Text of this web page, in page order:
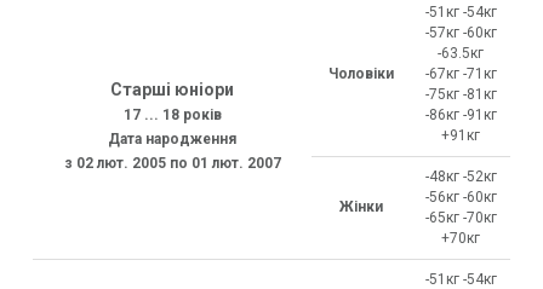
Старші юніори
17 ... 18 років
Дата народження
з 02 лют. 2005 по 01 лют. 2007
Чоловіки
-51кг -54кг
-57кг -60кг
-63.5кг
-67кг -71кг
-75кг -81кг
-86кг -91кг
+91кг
Жінки
-48кг -52кг
-56кг -60кг
-65кг -70кг
+70кг
-51кг -54кг